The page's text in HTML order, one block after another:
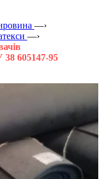
—›
—›
38 605147-95